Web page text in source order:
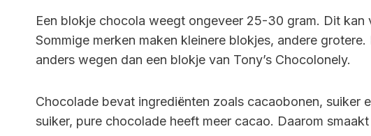
Een blokje chocola weegt ongeveer 25-30 gram. Dit kan
Sommige merken maken kleinere blokjes, andere
anders wegen dan een blokje van Tony’s Chocolonely.
Chocolade bevat ingrediënten zoals cacaobonen, suiker
suiker, pure chocolade heeft meer cacao. Daarom